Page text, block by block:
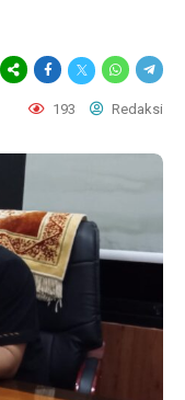
193 Redaksi